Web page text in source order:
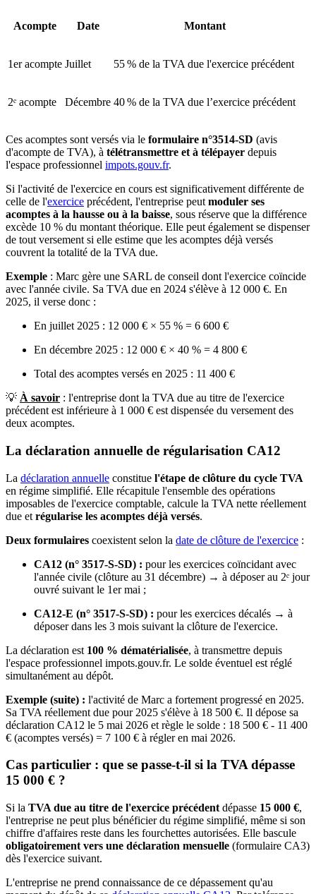
Acompte Date Montant
1er acompte Juillet 55 % de la TVA due l'exercice précédent
2ᵉ acompte Décembre 40 % de la TVA due l’exercice précédent
Ces acomptes sont versés via le formulaire n°3514-SD (avis
d'acompte de TVA), à télétransmettre et à télépayer depuis
l'espace professionnel impots.gouv.fr.
Si l'activité de l'exercice en cours est significativement différente de
celle de l'exercice précédent, l'entreprise peut moduler ses
acomptes à la hausse ou à la baisse, sous réserve que la différence
excède 10 % du montant théorique. Elle peut également se dispenser
de tout versement si elle estime que les acomptes déjà versés
couvrent la totalité de la TVA due.
Exemple : Marc gère une SARL de conseil dont l'exercice coïncide
avec l'année civile. Sa TVA due en 2024 s'élève à 12 000 €. En
2025, il verse donc :
En juillet 2025 : 12 000 € × 55 % = 6 600 €
En décembre 2025 : 12 000 € × 40 % = 4 800 €
Total des acomptes versés en 2025 : 11 400 €
💡 À savoir : l'entreprise dont la TVA due au titre de l'exercice
précédent est inférieure à 1 000 € est dispensée du versement des
deux acomptes.
La déclaration annuelle de régularisation CA12
La déclaration annuelle constitue l'étape de clôture du cycle TVA
en régime simplifié. Elle récapitule l'ensemble des opérations
imposables de l'exercice comptable, calcule la TVA nette réellement
due et régularise les acomptes déjà versés.
Deux formulaires coexistent selon la date de clôture de l'exercice :
CA12 (n° 3517-S-SD) : pour les exercices coïncidant avec
l'année civile (clôture au 31 décembre) → à déposer au 2ᵉ jour
ouvré suivant le 1er mai ;
CA12-E (n° 3517-S-SD) : pour les exercices décalés → à
déposer dans les 3 mois suivant la clôture de l'exercice.
La déclaration est 100 % dématérialisée, à transmettre depuis
l'espace professionnel impots.gouv.fr. Le solde éventuel est réglé
simultanément au dépôt.
Exemple (suite) : l'activité de Marc a fortement progressé en 2025.
Sa TVA réellement due pour 2025 s'élève à 18 500 €. Il dépose sa
déclaration CA12 le 5 mai 2026 et règle le solde : 18 500 € - 11 400
€ (acomptes versés) = 7 100 € à régler en mai 2026.
Cas particulier : que se passe-t-il si la TVA dépasse
15 000 € ?
Si la TVA due au titre de l'exercice précédent dépasse 15 000 €,
l'entreprise ne peut plus bénéficier du régime simplifié, même si son
chiffre d'affaires reste dans les fourchettes autorisées. Elle bascule
obligatoirement vers une déclaration mensuelle (formulaire CA3)
dès l'exercice suivant.
L'entreprise ne prend connaissance de ce dépassement qu'au